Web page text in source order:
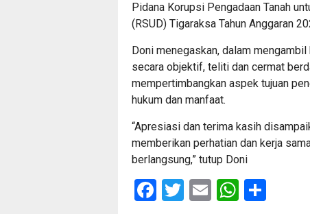
Pidana Korupsi Pengadaan Tanah
(RSUD) Tigaraksa Tahun Anggaran
Doni menegaskan, dalam
secara objektif, teliti dan cermat
mempertimbangkan aspek tujuan
hukum dan manfaat.
“Apresiasi dan terima kasih
memberikan perhatian dan kerja
berlangsung,” tutup Doni
Facebook
Twitter
Email